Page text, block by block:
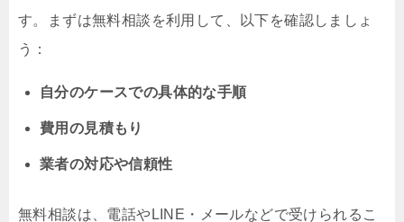
す。まずは無料相談を利用して、以下を確認しましょ
う：
自分のケースでの具体的な手順
費用の見積もり
業者の対応や信頼性
無料相談は、電話やLINE・メールなどで受けられるこ